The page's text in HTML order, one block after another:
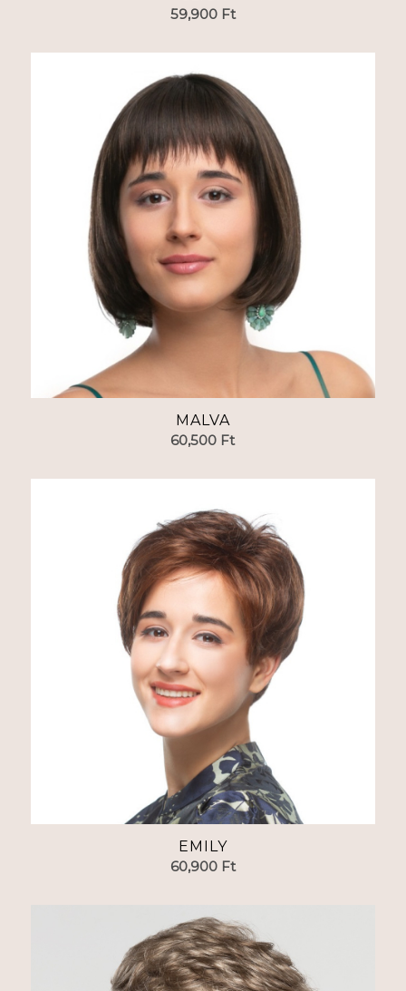
59,900 Ft
MALVA
60,500 Ft
EMILY
60,900 Ft